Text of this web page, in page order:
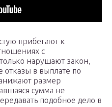
прибегают к
с
нарушают закон,
отказы в выплате по
размер
сумма не
подобное дело в